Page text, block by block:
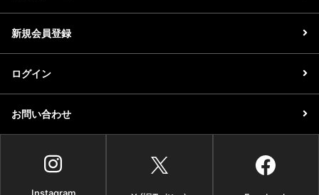
新規会員登録
ログイン
お問い合わせ